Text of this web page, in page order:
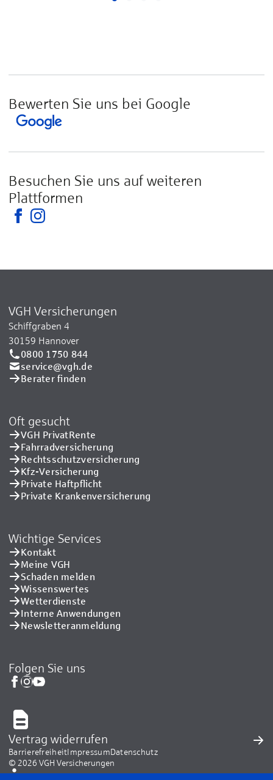
Bewerten Sie uns bei Google
Besuchen Sie uns auf weiteren
Plattformen
VGH Versicherungen
Schiffgraben 4
30159 Hannover
0800 1750 844
service@vgh.de
Berater finden
Oft gesucht
VGH PrivatRente
Fahrradversicherung
Rechtsschutzversicherung
Kfz-Versicherung
Private Haftpflicht
Private Kranken­versicherung
Wichtige Services
Kontakt
Meine VGH
Schaden melden
Wissenswertes
Wetterdienste
Interne Anwendungen
Newsletteranmeldung
Folgen Sie uns
Vertrag widerrufen
BarrierefreiheitImpressumDatenschutz
© 2026 VGH Versicherungen